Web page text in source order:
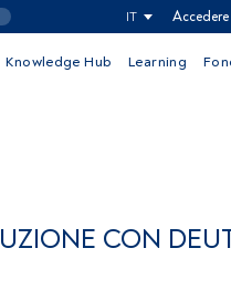
IT
Knowledge Hub Learning
CON